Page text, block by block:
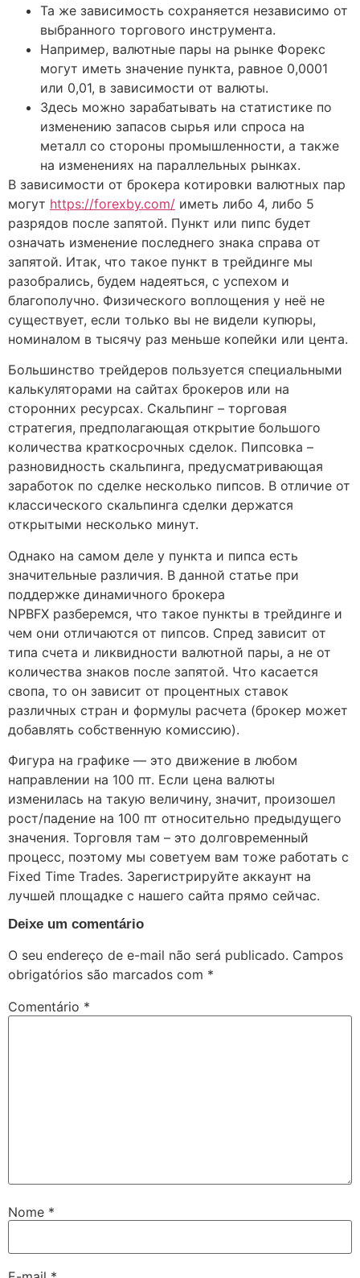
Та же зависимость сохраняется независимо от
выбранного торгового инструмента.
Например, валютные пары на рынке Форекс
могут иметь значение пункта, равное 0,0001
или 0,01, в зависимости от валюты.
Здесь можно зарабатывать на статистике по
изменению запасов сырья или спроса на
металл со стороны промышленности, а также
на изменениях на параллельных рынках.
В зависимости от брокера котировки валютных пар
могут https://forexby.com/ иметь либо 4, либо 5
разрядов после запятой. Пункт или пипс будет
означать изменение последнего знака справа от
запятой. Итак, что такое пункт в трейдинге мы
разобрались, будем надеяться, с успехом и
благополучно. Физического воплощения у неё не
существует, если только вы не видели купюры,
номиналом в тысячу раз меньше копейки или цента.
Большинство трейдеров пользуется специальными
калькуляторами на сайтах брокеров или на
сторонних ресурсах. Скальпинг – торговая
стратегия, предполагающая открытие большого
количества краткосрочных сделок. Пипсовка –
разновидность скальпинга, предусматривающая
заработок по сделке несколько пипсов. В отличие от
классического скальпинга сделки держатся
открытыми несколько минут.
Однако на самом деле у пункта и пипса есть
значительные различия. В данной статье при
поддержке динамичного брокера
NPBFX разберемся, что такое пункты в трейдинге и
чем они отличаются от пипсов. Спред зависит от
типа счета и ликвидности валютной пары, а не от
количества знаков после запятой. Что касается
свопа, то он зависит от процентных ставок
различных стран и формулы расчета (брокер может
добавлять собственную комиссию).
Фигура на графике — это движение в любом
направлении на 100 пт. Если цена валюты
изменилась на такую величину, значит, произошел
рост/падение на 100 пт относительно предыдущего
значения. Торговля там – это долговременный
процесс, поэтому мы советуем вам тоже работать с
Fixed Time Trades. Зарегистрируйте аккаунт на
лучшей площадке с нашего сайта прямо сейчас.
Deixe um comentário
O seu endereço de e-mail não será publicado. Campos
obrigatórios são marcados com *
Comentário *
Nome *